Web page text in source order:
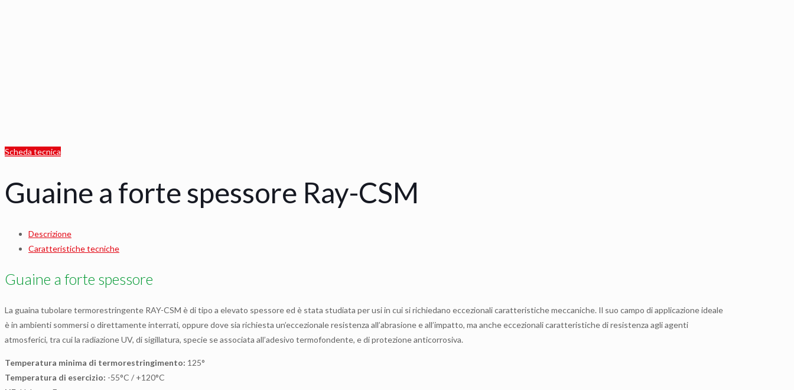
Scheda tecnica
Guaine a forte spessore Ray-CSM
Descrizione
Caratteristiche tecniche
Guaine a forte spessore
La guaina tubolare termorestringente RAY-CSM è di tipo a elevato spessore ed è stata studiata per usi in cui si richiedano eccezionali caratteristiche meccaniche. Il suo campo di applicazione ideale
è in ambienti sommersi o direttamente interrati, oppure dove sia richiesta un’eccezionale resistenza all’abrasione e all’impatto, ma anche eccezionali caratteristiche di resistenza agli agenti
atmosferici, tra cui la radiazione UV, di sigillatura, specie se associata all’adesivo termofondente, e di protezione anticorrosiva.
Temperatura minima di termorestringimento: 125°
Temperatura di esercizio: -55°C / +120°C